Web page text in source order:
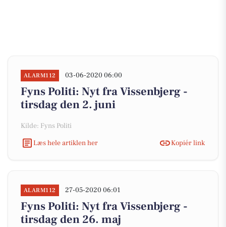
ALARM112 03-06-2020 06:00
Fyns Politi: Nyt fra Vissenbjerg -
tirsdag den 2. juni
Kilde: Fyns Politi
Læs hele artiklen her
Kopiér link
ALARM112 27-05-2020 06:01
Fyns Politi: Nyt fra Vissenbjerg -
tirsdag den 26. maj